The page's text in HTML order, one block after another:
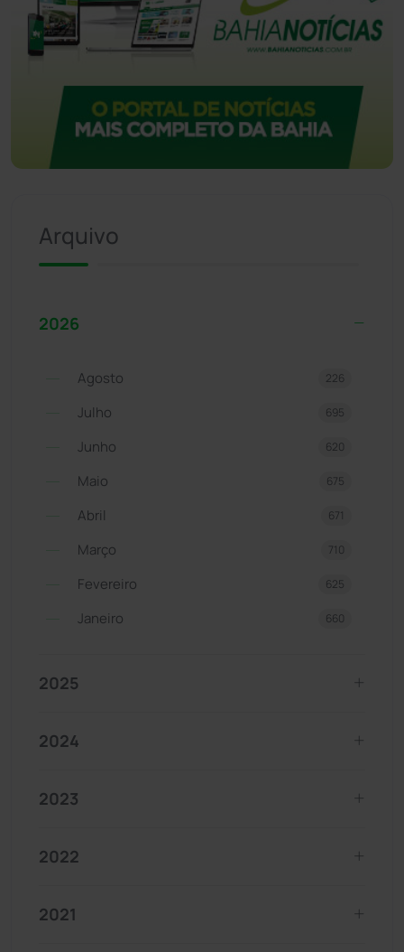
Arquivo
2026
Agosto 226
Julho 695
Junho 620
Maio 675
Abril 671
Março 710
Fevereiro 625
Janeiro 660
2025
2024
2023
2022
2021